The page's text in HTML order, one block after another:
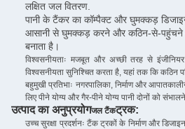
लक्षित जल वितरण.
पानी के टैंकर का कॉम्पैक्ट और घुमक्कड़
आसानी से घुमक्कड़ करने और कठिन-से-पहुंचने
बनाता है।
विश्वसनीयताः मजबूत और अच्छी तरह से इंजीनियर
विश्वसनीयता सुनिश्चित करता है, यहां तक कि कठिन
बहुमुखी प्रतिभाः नगरपालिका, निर्माण और
लिए पीने योग्य और गैर-पीने योग्य पानी दोनों को
उत्पाद का अनुप्रयोगजल टैंकट्रक:
उच्च सुरक्षा प्रदर्शनः टैंक ट्रकों के निर्माण और